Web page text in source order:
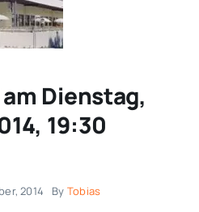
Dienstag,
19:30
2014 By Tobias